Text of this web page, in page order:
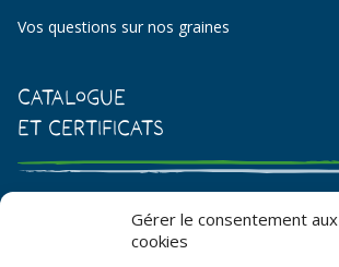
Gérer le consentement aux
cookies
Vos questions sur nos graines
Catalogue
et certificats
Catalogue de graines et semences